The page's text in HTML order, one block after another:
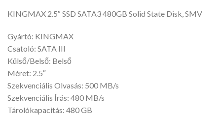
KINGMAX 2.5″ SSD SATA3 480GB Solid State Disk, SMV
Gyártó: KINGMAX
Csatoló: SATA III
Külső/Belső: Belső
Méret: 2.5″
Szekvenciális Olvasás: 500 MB/s
Szekvenciális Írás: 480 MB/s
Tárolókapacitás: 480 GB